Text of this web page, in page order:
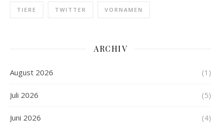
TIERE TWITTER VORNAMEN
ARCHIV
August 2026 (1)
Juli 2026 (5)
Juni 2026 (4)